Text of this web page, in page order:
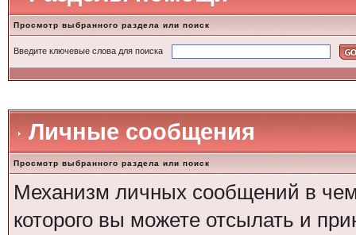
Просмотр выбранного раздела или поиск
Введите ключевые слова для поиска
Личные сообщения
Просмотр выбранного раздела или поиск
Механизм личных сообщений в
которого вы можете отсылать и